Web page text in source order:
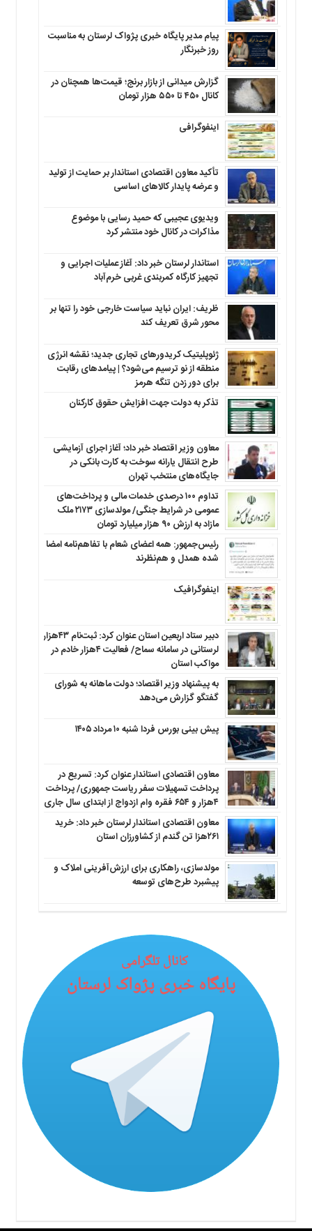
پیام مدیر پایگاه خبری پژواک لرستان به مناسبت
روز خبرنگار
گزارش میدانی از بازار برنج؛ قیمت‌ها همچنان در
کانال ۴۵۰ تا ۵۵۰ هزار تومان
اینفوگرافی
تأکید معاون اقتصادی استاندار بر حمایت از تولید
و عرضه پایدار کالاهای اساسی
ویدیوی عجیبی که حمید رسایی با موضوع
مذاکرات در کانال خود منتشر کرد
استاندار لرستان خبر داد: آغاز عملیات اجرایی و
تجهیز کارگاه کمربندی غربی خرم‌آباد
ظریف: ایران نباید سیاست خارجی خود را تنها بر
محور شرق تعریف کند
ژئوپلیتیک کریدورهای تجاری جدید؛ نقشه انرژی
منطقه‌ از نو ترسیم می‌شود؟ | پیامدهای رقابت
برای دور زدن تنگه هرمز
تذکر به دولت جهت افزایش حقوق کارکنان ‌
معاون وزیر اقتصاد خبر داد؛ آغاز اجرای آزمایشی
طرح انتقال یارانه سوخت به کارت بانکی در
جایگاه‌های منتخب تهران
تداوم ۱۰۰ درصدی خدمات مالی و پرداخت‌های
عمومی در شرایط جنگی/ مولدسازی ۲۱۷۳ ملک
مازاد به ارزش ۹۰ هزار میلیارد تومان
رئیس‌جمهور: همه اعضای شعام با تفاهم‌نامه امضا
شده همدل و هم‌نظرند
اینفوگرافیک
دبیر ستاد اربعین استان عنوان کرد: ثبت‌نام ۴۳هزار
لرستانی در سامانه سماح/ فعالیت ۴هزار خادم در
مواکب استان
به پیشنهاد وزیر اقتصاد؛ دولت ماهانه به شورای
گفتگو گزارش می‌دهد
پیش بینی بورس فردا شنبه ۱۰ مرداد ۱۴۰۵
معاون اقتصادی استاندار عنوان کرد: تسریع در
پرداخت تسهیلات سفر ریاست جمهوری/ پرداخت
۴هزار و ۶۵۴ فقره وام ازدواج از ابتدای سال جاری
معاون اقتصادی استاندار لرستان خبر داد: خرید
۲۶۱هزا تن گندم از کشاورزان استان
مولدسازی، راهکاری برای ارزش‌آفرینی املاک و
پیشبرد طرح‌های توسعه